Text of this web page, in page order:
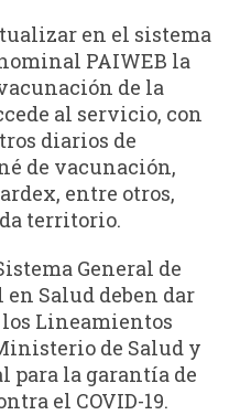
en el sistema
PAIWEB la
de la
al servicio, con
diarios de
de vacunación,
entre otros,
territorio.
General de
Salud deben dar
Lineamientos
de Salud y
para la garantía de
el COVID-19.